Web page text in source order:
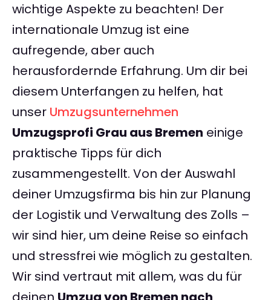
wichtige Aspekte zu beachten! Der
internationale Umzug ist eine
aufregende, aber auch
herausfordernde Erfahrung. Um dir bei
diesem Unterfangen zu helfen, hat
unser Umzugsunternehmen
Umzugsprofi Grau aus Bremen einige
praktische Tipps für dich
zusammengestellt. Von der Auswahl
deiner Umzugsfirma bis hin zur Planung
der Logistik und Verwaltung des Zolls –
wir sind hier, um deine Reise so einfach
und stressfrei wie möglich zu gestalten.
Wir sind vertraut mit allem, was du für